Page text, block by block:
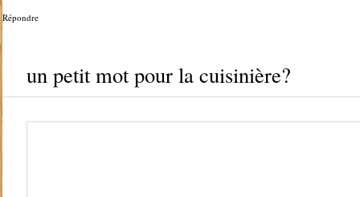
Répondre
un petit mot pour la cuisinière?